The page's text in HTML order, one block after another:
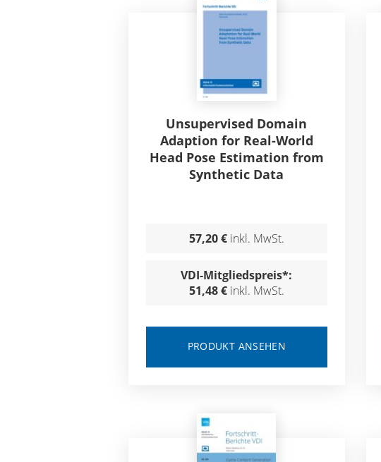
Unsupervised Domain
Adaption for Real-World
Head Pose Estimation from
Synthetic Data
57,20 € inkl. MwSt.
VDI-Mitgliedspreis*:
51,48 € inkl. MwSt.
PRODUKT ANSEHEN